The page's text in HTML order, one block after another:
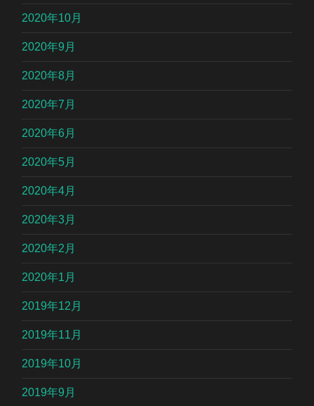
2020年10月
2020年9月
2020年8月
2020年7月
2020年6月
2020年5月
2020年4月
2020年3月
2020年2月
2020年1月
2019年12月
2019年11月
2019年10月
2019年9月